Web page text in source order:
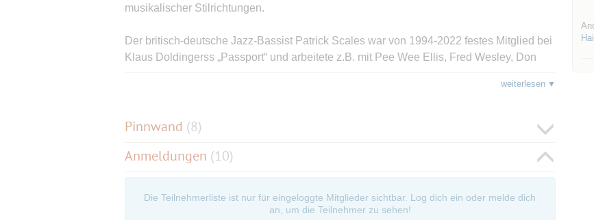
musikalischer Stilrichtungen.
Der britisch-deutsche Jazz-Bassist Patrick Scales war von 1994-2022 festes Mitglied bei
Klaus Doldingerss „Passport“ und arbeitete z.B. mit Pee Wee Ellis, Fred Wesley, Don
Bundespreisträger bei Jugend musiziert. Im Laufe seiner Karriere trommelte er schon für
weiterlesen
Pinnwand (8)
Anmeldungen (10)
Die Teilnehmerliste ist nur für eingeloggte Mitglieder sichtbar. Log dich ein oder melde dich
an, um die Teilnehmer zu sehen!